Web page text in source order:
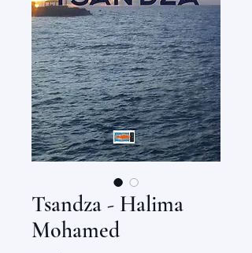
Tsandza - Halima
Mohamed